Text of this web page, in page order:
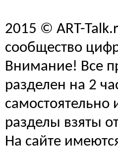
2015 © ART-
сообщество
Внимание! Все
разделен на 2
самостоятельно
разделы взяты
На сайте